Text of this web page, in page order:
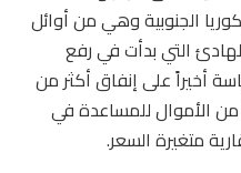
الجنوبية وهي من أوائل
التي بدأت في رفع
أخيراً على إنفاق أكثر من
دولار) من الأموال للمساعدة في
متغيرة السعر.